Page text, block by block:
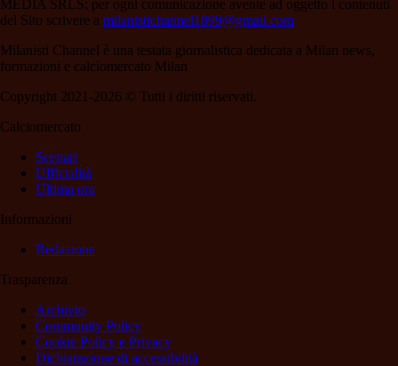
MEDIA SRLS; per ogni comunicazione avente ad oggetto i contenuti
del Sito scrivere a milanistichannel1899@gmail.com
Milanisti Channel è una testata giornalistica dedicata a Milan news,
formazioni e calciomercato Milan
Copyright 2021-2026 © Tutti i diritti riservati.
Calciomercato
Scenari
Ufficialità
Ultima ora
Informazioni
Redazione
Trasparenza
Archivio
Community Policy
Cookie Policy e Privacy
Dichiarazione di accessibilità